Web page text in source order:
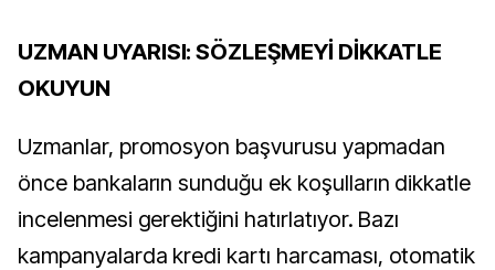
UZMAN UYARISI: SÖZLEŞMEYİ DİKKATLE
OKUYUN
Uzmanlar, promosyon başvurusu yapmadan
önce bankaların sunduğu ek koşulların dikkatle
incelenmesi gerektiğini hatırlatıyor. Bazı
kampanyalarda kredi kartı harcaması, otomatik